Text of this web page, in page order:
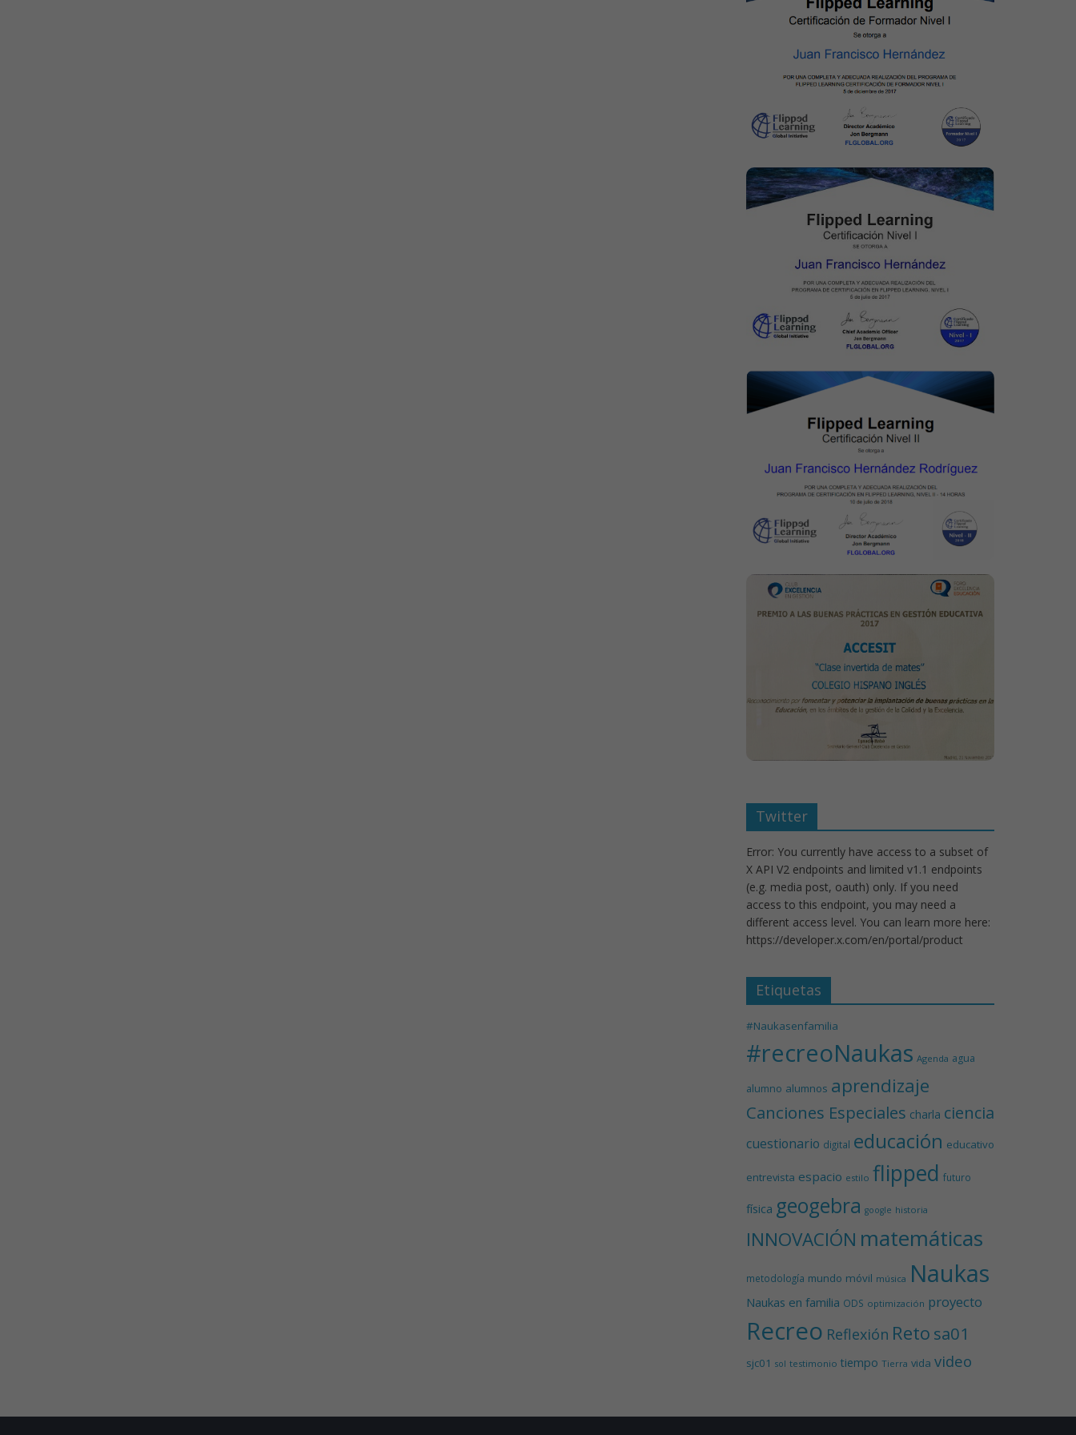
Twitter
Error: You currently have access to a subset of
X API V2 endpoints and limited v1.1 endpoints
(e.g. media post, oauth) only. If you need
access to this endpoint, you may need a
different access level. You can learn more here:
https://developer.x.com/en/portal/product
Etiquetas
#Naukasenfamilia
#recreoNaukas Agenda agua
alumno alumnos aprendizaje
Canciones Especiales charla ciencia
cuestionario digital educación educativo
entrevista espacio estilo flipped futuro
física geogebra google historia
INNOVACIÓN matemáticas
metodología mundo móvil música Naukas
Naukas en familia ODS optimización proyecto
Recreo Reflexión Reto sa01
sjc01 sol testimonio tiempo Tierra vida video